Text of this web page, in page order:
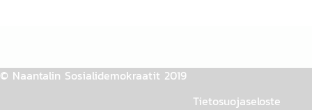
© Naantalin Sosialidemokraatit 2019
Tietosuojaseloste